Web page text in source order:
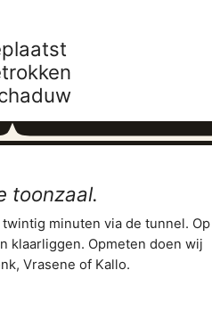
toonzaal.
minuten via de tunnel. Op
klaarliggen. Opmeten doen wij
Vrasene of Kallo.